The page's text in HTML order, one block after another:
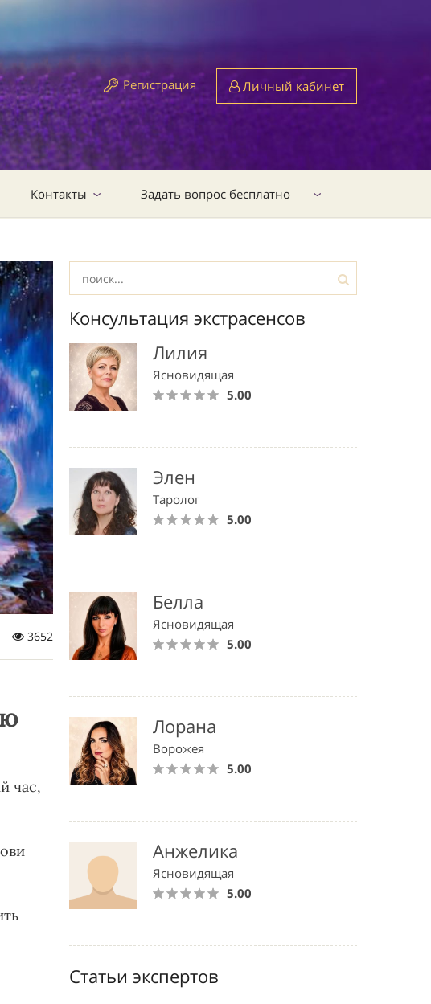
Регистрация Личный кабинет
Контакты Задать вопрос бесплатно
3652
час,
Консультация экстрасенсов
Лилия
Ясновидящая
5.00
Элен
Таролог
5.00
Белла
Ясновидящая
5.00
Лорана
Ворожея
5.00
Анжелика
Ясновидящая
5.00
Статьи экспертов